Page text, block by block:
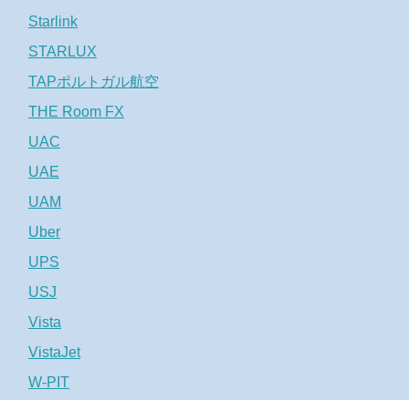
Starlink
STARLUX
TAPポルトガル航空
THE Room FX
UAC
UAE
UAM
Uber
UPS
USJ
Vista
VistaJet
W-PIT